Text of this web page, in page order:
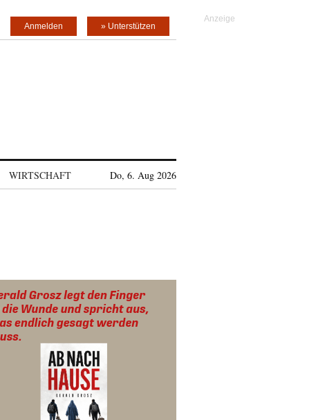
» Unterstützen
Anmelden
WIRTSCHAFT Do, 6. Aug 2026